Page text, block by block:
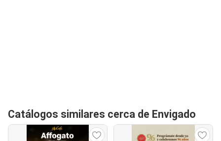
Catálogos similares cerca de Envigado